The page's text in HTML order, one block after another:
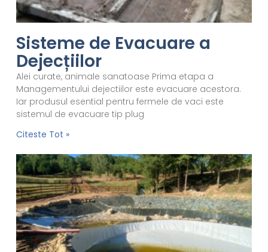
Sisteme de Evacuare a
Dejecțiilor
Alei curate, animale sanatoase Prima etapa a
Managementului dejectiilor este evacuare acestora.
Iar produsul esential pentru fermele de vaci este
sistemul de evacuare tip plug
Citeste Tot »